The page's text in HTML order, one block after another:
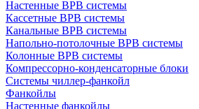
Настенные ВРВ системы
Кассетные ВРВ системы
Канальные ВРВ системы
Напольно-потолочные ВРВ системы
Колонные ВРВ системы
Компрессорно-конденсаторные блоки
Системы чиллер-фанкойл
Фанкойлы
Настенные фанкойлы